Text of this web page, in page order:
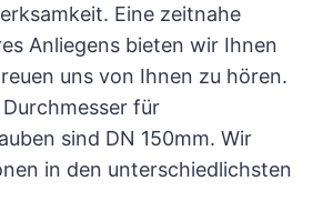
Eine zeitnahe
Anliegens bieten wir Ihnen
uns von Ihnen zu hören.
für
sind DN 150mm. Wir
in den unterschiedlichsten